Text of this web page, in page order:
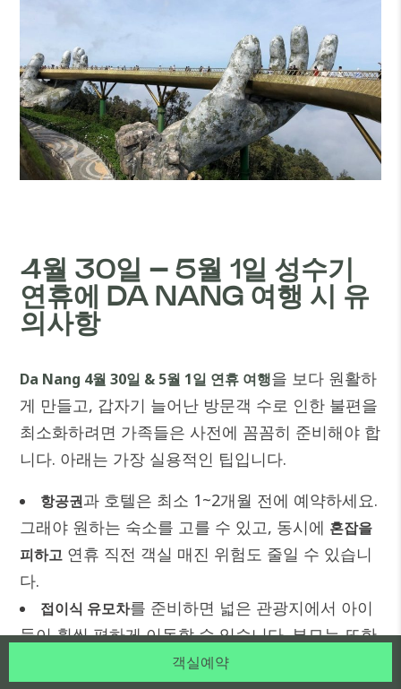
4월 30일 – 5월 1일 성수기
연휴에 DA NANG 여행 시 유
의사항
Da Nang 4월 30일 & 5월 1일 연휴 여행을 보다 원활하
게 만들고, 갑자기 늘어난 방문객 수로 인한 불편을
최소화하려면 가족들은 사전에 꼼꼼히 준비해야 합
니다. 아래는 가장 실용적인 팁입니다.
항공권과 호텔은 최소 1~2개월 전에 예약하세요.
그래야 원하는 숙소를 고를 수 있고, 동시에 혼잡을
피하고 연휴 직전 객실 매진 위험도 줄일 수 있습니
다.
접이식 유모차를 준비하면 넓은 관광지에서 아이
들이 훨씬 편하게 이동할 수 있습니다. 부모는 또한
미스트, 선크림, 기본 소화제도 함께 챙겨 가족 모
객실예약